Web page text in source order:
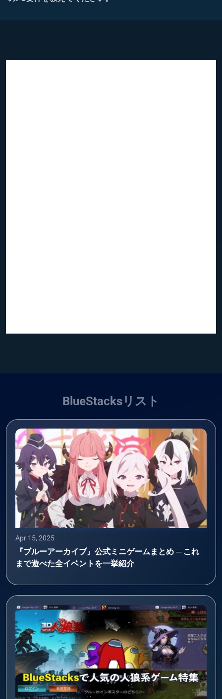
BlueStacksリスト
Apr 15, 2025
『ブルーアーカイブ』公式ミニゲームまとめ ─ これ
まで遊べた全イベントを一挙紹介